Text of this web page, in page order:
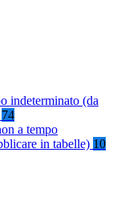
indeterminato (da
74
a tempo
in tabelle) 10